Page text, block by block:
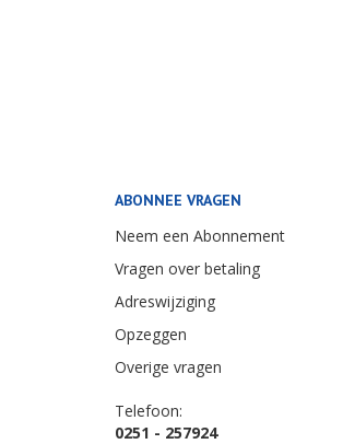
ABONNEE VRAGEN
Neem een Abonnement
Vragen over betaling
Adreswijziging
Opzeggen
Overige vragen
Telefoon:
0251 - 257924